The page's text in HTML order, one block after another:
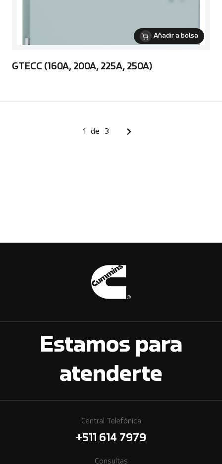
Añadir a bolsa
GTECC (160A, 200A, 225A, 250A)
1 de 3
Estamos para
atenderte
Central Telefónica
+511 614 7979
Consultas